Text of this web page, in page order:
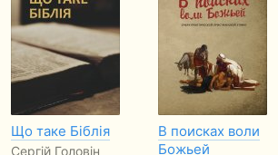
Що таке Біблія
Сергій Головін
В поисках воли
Божьей